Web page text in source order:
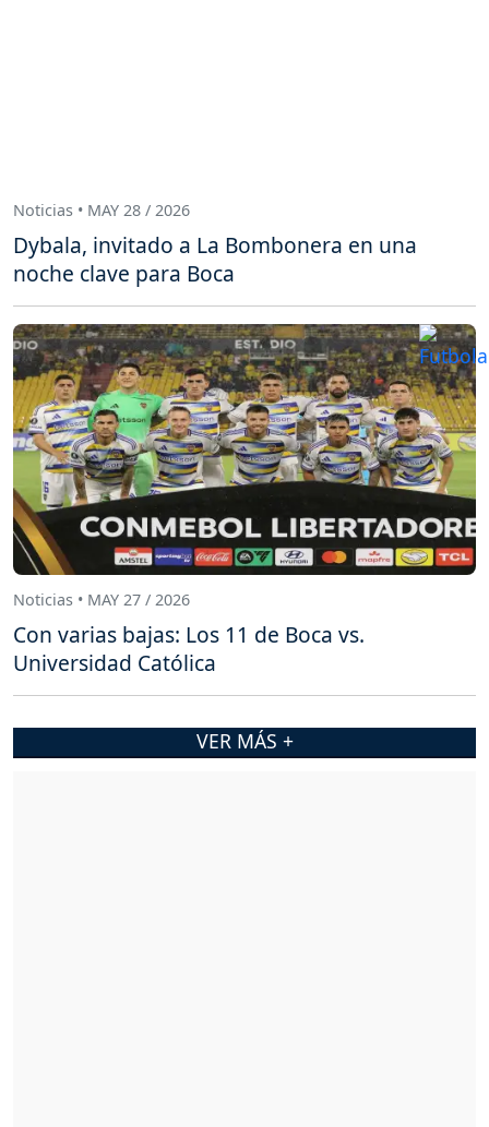
Noticias • MAY 28 / 2026
Dybala, invitado a La Bombonera en una
noche clave para Boca
Noticias • MAY 27 / 2026
Con varias bajas: Los 11 de Boca vs.
Universidad Católica
VER MÁS +